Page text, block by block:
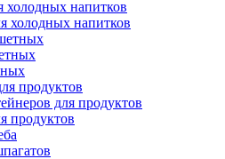
холодных напитков
холодных напитков
продуктов
для продуктов
продуктов